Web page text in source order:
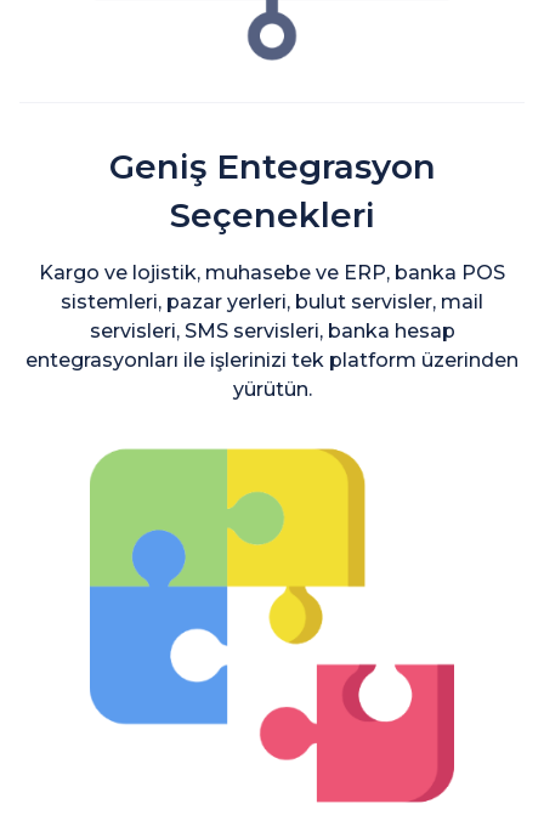
Geniş Entegrasyon
Seçenekleri
Kargo ve lojistik, muhasebe ve ERP, banka POS
sistemleri, pazar yerleri, bulut servisler, mail
servisleri, SMS servisleri, banka hesap
entegrasyonları ile işlerinizi tek platform üzerinden
yürütün.